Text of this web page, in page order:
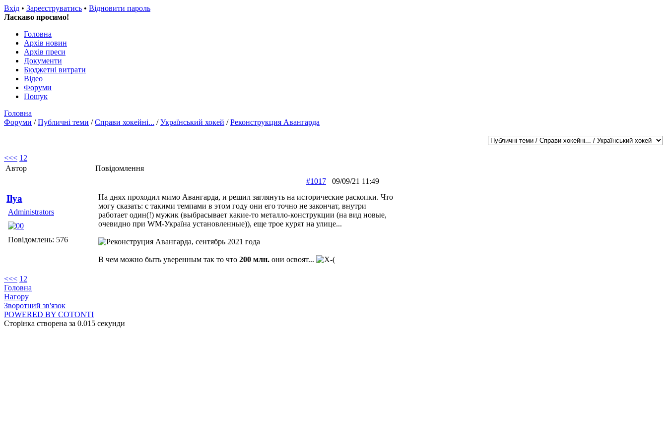
Вхід • Зареєструватись • Відновити пароль
Ласкаво просимо!
Головна
Архів новин
Архів преси
Документи
Бюджетні витрати
Відео
Форуми
Пошук
Головна
Форуми /Публичні теми /Справи хокейні... /Український хокей /Реконструкция Авангарда
<<< 1 2
Автор
Повідомлення
Ilya
Administrators
Повідомлень: 576
#1017 09/09/21 11:49
На днях проходил мимо Авангарда, и решил заглянуть на исторические раскопки. Что
могу сказать: с такими темпами в этом году они его точно не закончат, внутри
работает один(!) мужик (выбрасывает какие-то металло-конструкции (на вид новые,
очевидно при WM-Україна установленные)), еще трое курят на улице...
В чем можно быть уверенным так то что 200 млн. они освоят...
<<< 1 2
Головна
Нагору
Зворотний зв'язок
POWERED BY COTONTI
Сторінка створена за 0.015 секунди